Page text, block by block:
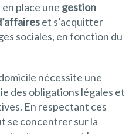
place une gestion
et s’acquitter
sociales, en fonction du
nécessite une
des obligations légales et
En respectant ces
se concentrer sur la